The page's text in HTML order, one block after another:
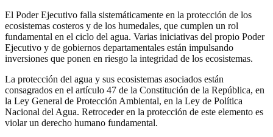
El Poder Ejecutivo falla sistemáticamente en la protección de los
ecosistemas costeros y de los humedales, que cumplen un rol
fundamental en el ciclo del agua. Varias iniciativas del propio Poder
Ejecutivo y de gobiernos departamentales están impulsando
inversiones que ponen en riesgo la integridad de los ecosistemas.
La protección del agua y sus ecosistemas asociados están
consagrados en el artículo 47 de la Constitución de la República, en
la Ley General de Protección Ambiental, en la Ley de Política
Nacional del Agua. Retroceder en la protección de este elemento es
violar un derecho humano fundamental.